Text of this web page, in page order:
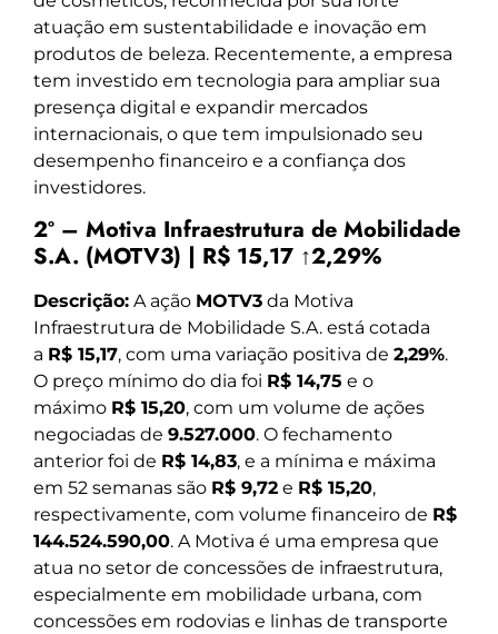
atuação em sustentabilidade e inovação em
produtos de beleza. Recentemente, a empresa
tem investido em tecnologia para ampliar sua
presença digital e expandir mercados
internacionais, o que tem impulsionado seu
desempenho financeiro e a confiança dos
investidores.
2º – Motiva Infraestrutura de Mobilidade
S.A. (MOTV3) | R$ 15,17 ↑2,29%
Descrição: A ação MOTV3 da Motiva
Infraestrutura de Mobilidade S.A. está cotada
a R$ 15,17, com uma variação positiva de 2,29%.
O preço mínimo do dia foi R$ 14,75 e o
máximo R$ 15,20, com um volume de ações
negociadas de 9.527.000. O fechamento
anterior foi de R$ 14,83, e a mínima e máxima
em 52 semanas são R$ 9,72 e R$ 15,20,
respectivamente, com volume financeiro de R$
144.524.590,00. A Motiva é uma empresa que
atua no setor de concessões de infraestrutura,
especialmente em mobilidade urbana, com
concessões em rodovias e linhas de transporte